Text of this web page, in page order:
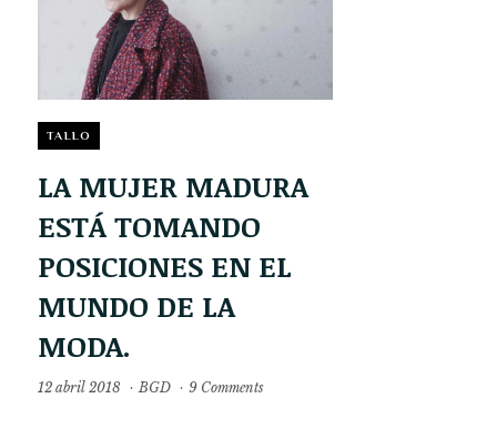
TALLO
LA MUJER MADURA
ESTÁ TOMANDO
POSICIONES EN EL
MUNDO DE LA
MODA.
12 abril 2018 · BGD · 9 Comments